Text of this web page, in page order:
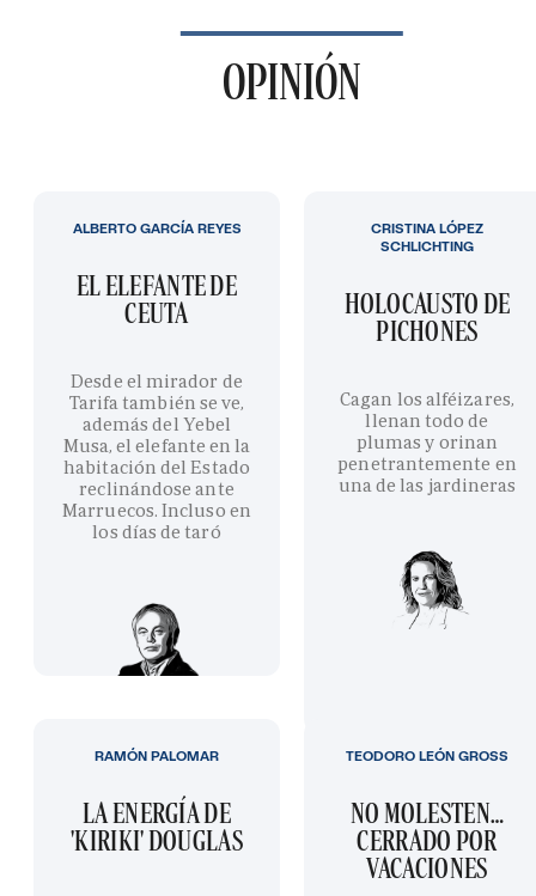
OPINIÓN
EL ELEFANTE DE
CEUTA
Desde el mirador de
Tarifa también se ve,
además del Yebel
Musa, el elefante en la
habitación del Estado
reclinándose ante
Marruecos. Incluso en
los días de taró
ALBERTO GARCÍA REYES
HOLOCAUSTO DE
PICHONES
Cagan los alféizares,
llenan todo de
plumas y orinan
penetrantemente en
una de las jardineras
CRISTINA LÓPEZ
SCHLICHTING
LA ENERGÍA DE
'KIRIKI' DOUGLAS
RAMÓN PALOMAR
NO MOLESTEN…
CERRADO POR
VACACIONES
TEODORO LEÓN GROSS